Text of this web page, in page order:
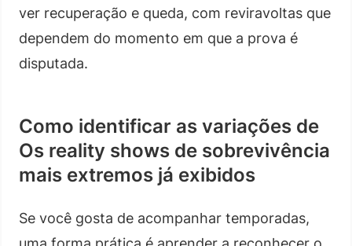
ver recuperação e queda, com reviravoltas que
dependem do momento em que a prova é
disputada.
Como identificar as variações de
Os reality shows de sobrevivência
mais extremos já exibidos
Se você gosta de acompanhar temporadas,